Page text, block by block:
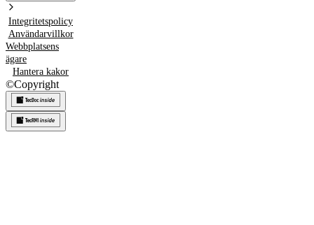
Integritetspolicy
Användarvillkor
Webbplatsens
ägare
Hantera kakor
©Copyright